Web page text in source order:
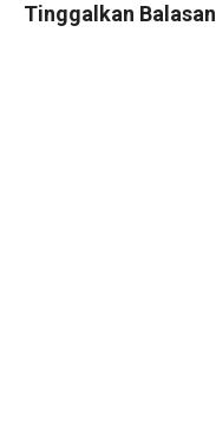
Tinggalkan Balasan